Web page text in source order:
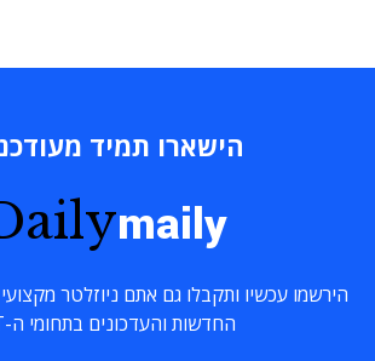
הישארו תמיד
maily
הירשמו עכשיו ותקבלו גם אתם ניוזלטר
החדשות והעדכונים בתחומי ה-ICT